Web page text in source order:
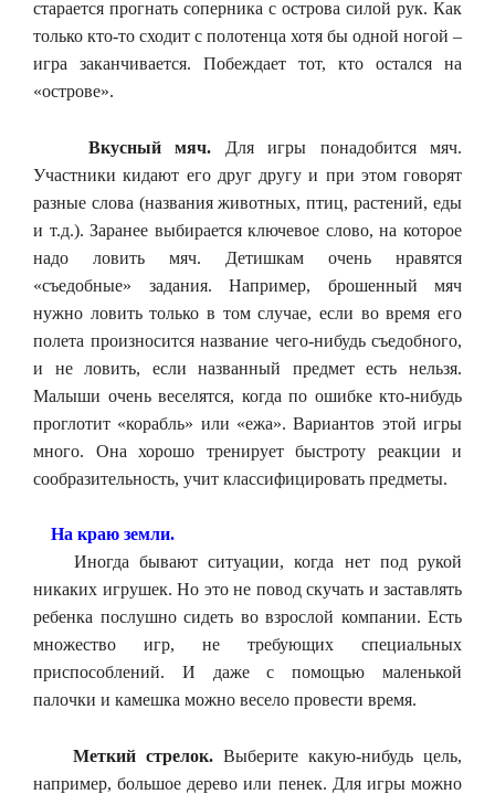
старается прогнать соперника с острова силой рук. Как
только кто-то сходит с полотенца хотя бы одной ногой –
игра заканчивается. Побеждает тот, кто остался на
«острове».
Вкусный мяч. Для игры понадобится мяч.
Участники кидают его друг другу и при этом говорят
разные слова (названия животных, птиц, растений, еды
и т.д.). Заранее выбирается ключевое слово, на которое
надо ловить мяч. Детишкам очень нравятся
«съедобные» задания. Например, брошенный мяч
нужно ловить только в том случае, если во время его
полета произносится название чего-нибудь съедобного,
и не ловить, если названный предмет есть нельзя.
Малыши очень веселятся, когда по ошибке кто-нибудь
проглотит «корабль» или «ежа». Вариантов этой игры
много. Она хорошо тренирует быстроту реакции и
сообразительность, учит классифицировать предметы.
На краю земли.
Иногда бывают ситуации, когда нет под рукой
никаких игрушек. Но это не повод скучать и заставлять
ребенка послушно сидеть во взрослой компании. Есть
множество игр, не требующих специальных
приспособлений. И даже с помощью маленькой
палочки и камешка можно весело провести время.
Меткий стрелок. Выберите какую-нибудь цель,
например, большое дерево или пенек. Для игры можно